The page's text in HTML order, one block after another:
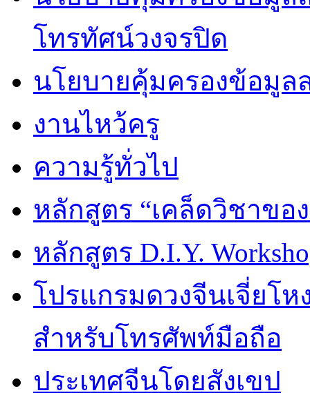
โทรทัศน์วงจรปิด
นโยบายคุ้มครองข้อมูล
งานไหว้ครู
ความรู้ทั่วไป
หลักสูตร “เคล็ดวิชาขอ
หลักสูตร D.I.Y.
โปรแกรมดวงจีนเจี่ยโห
สำหรับโทรศัพท์มือถือ
ประเทศจีนโดยสังเขป